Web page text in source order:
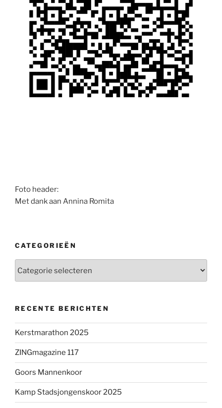
Foto header:
Met dank aan Annina Romita
CATEGORIEËN
RECENTE BERICHTEN
Kerstmarathon 2025
ZINGmagazine 117
Goors Mannenkoor
Kamp Stadsjongenskoor 2025